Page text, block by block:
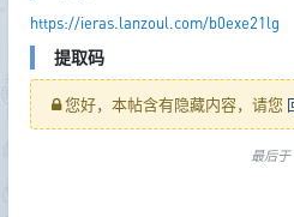
https://ieras.lanzoul.com/b0exe21lg
提取码
您好，本帖含有隐藏内容，请您
最后于